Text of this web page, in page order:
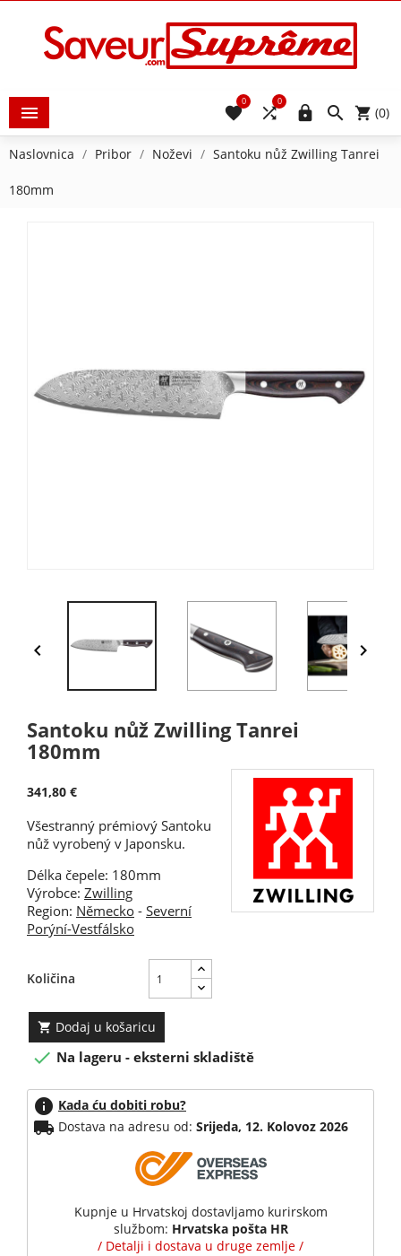
  (0)


0

0
Naslovnica Pribor Noževi Santoku nůž Zwilling Tanrei
180mm
 
Santoku nůž Zwilling Tanrei
180mm
341,80 €
Všestranný prémiový Santoku
nůž vyrobený v Japonsku.
Délka čepele: 180mm
Výrobce: Zwilling
Region: Německo - Severní
Porýní-Vestfálsko
Količina
 Dodaj u košaricu
 Na lageru - eksterni skladiště
info Kada ću dobiti robu?
local_shipping Dostava na adresu od: Srijeda, 12. Kolovoz 2026
Kupnje u Hrvatskoj dostavljamo kurirskom
službom: Hrvatska pošta HR
/ Detalji i dostava u druge zemlje /